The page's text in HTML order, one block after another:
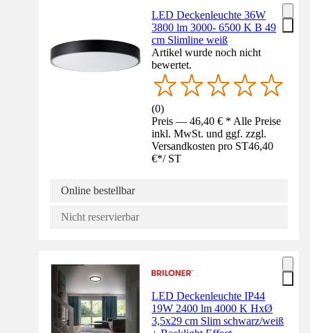
LED Deckenleuchte 36W
3800 lm 3000- 6500 K B 49
cm Slimline weiß
Artikel wurde noch nicht
bewertet.
(0)
Preis — 46,40 € * Alle Preise
inkl. MwSt. und ggf. zzgl.
Versandkosten pro ST46,40
€*/ ST
Online bestellbar
Nicht reservierbar
LED Deckenleuchte IP44
19W 2400 lm 4000 K HxØ
3,5x29 cm Slim schwarz/weiß